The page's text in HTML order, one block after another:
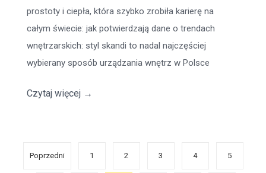
prostoty i ciepła, która szybko zrobiła karierę na
całym świecie: jak potwierdzają dane o trendach
wnętrzarskich: styl skandi to nadal najczęściej
wybierany sposób urządzania wnętrz w Polsce
Czytaj więcej →
Poprzedni 1 2 3 4 5